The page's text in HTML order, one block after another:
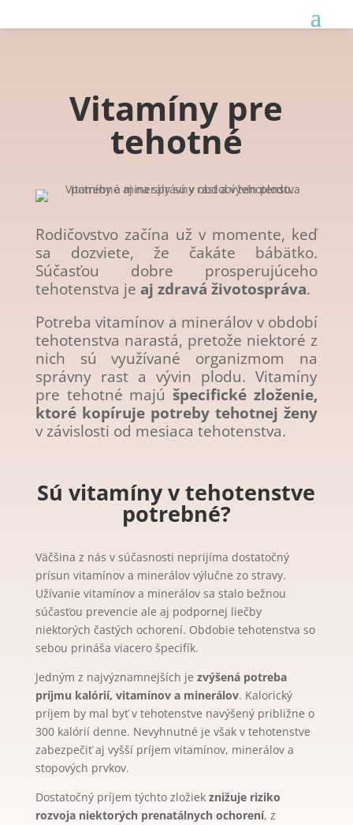
Vitamíny pre
tehotné
Rodičovstvo začína už v momente, keď
sa dozviete, že čakáte bábätko.
Súčasťou dobre prosperujúceho
tehotenstva je aj zdravá životospráva.
Potreba vitamínov a minerálov v období
tehotenstva narastá, pretože niektoré z
nich sú využívané organizmom na
správny rast a vývin plodu. Vitamíny
pre tehotné majú špecifické zloženie,
ktoré kopíruje potreby tehotnej ženy
v závislosti od mesiaca tehotenstva.
Sú vitamíny v tehotenstve
potrebné?
Väčšina z nás v súčasnosti neprijíma dostatočný
prísun vitamínov a minerálov výlučne zo stravy.
Užívanie vitamínov a minerálov sa stalo bežnou
súčasťou prevencie ale aj podpornej liečby
niektorých častých ochorení. Obdobie tehotenstva so
sebou prináša viacero špecifík.
Jedným z najvýznamnejších je zvýšená potreba
príjmu kalórií, vitamínov a minerálov. Kalorický
príjem by mal byť v tehotenstve navýšený približne o
300 kalórií denne. Nevyhnutné je však v tehotenstve
zabezpečiť aj vyšší príjem vitamínov, minerálov a
stopových prvkov.
Dostatočný príjem týchto zložiek znižuje riziko
rozvoja niektorých prenatálnych ochorení, z